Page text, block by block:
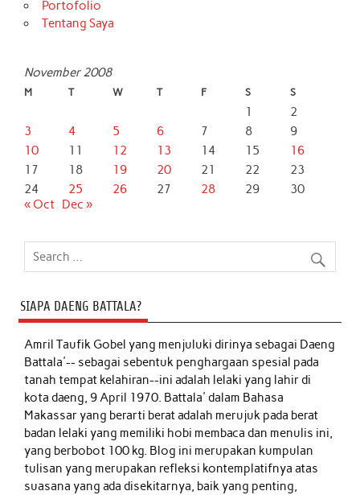
Portofolio
Tentang Saya
November 2008
M T W T F S S
1
2
3
4 5 6 7 8
9
10
11 12 13 14 15
16
17
18 19 20 21 22
23
24
25 26 27 28 29
30
« Oct Dec »
SIAPA DAENG BATTALA?
Amril Taufik Gobelyang menjuluki dirinya sebagai Daeng
Battala'-- sebagai sebentuk penghargaan spesial pada
tanah tempat kelahiran--ini adalah lelaki yang lahir di
kota daeng, 9 April 1970. Battala' dalam Bahasa
Makassar yang berarti berat adalah merujuk pada berat
badan lelaki yang memiliki hobi membaca dan menulis ini,
yang berbobot 100 kg. Blog ini merupakan kumpulan
tulisan yang merupakan refleksi kontemplatifnya atas
suasana yang ada disekitarnya, baik yang penting,